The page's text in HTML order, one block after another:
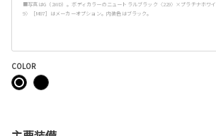
■写真はG（2WD）。ボディカラーのニュートラルブラック〈229〉×プラチナホワ
9〉［M87］はメーカーオプション。内装色はブラック。
COLOR